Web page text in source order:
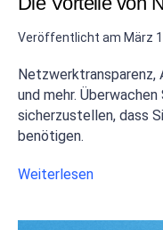
Veröffentlicht am März
Netzwerktransparenz,
und mehr.
sicherzustellen, dass
benötigen.
Weiterlesen